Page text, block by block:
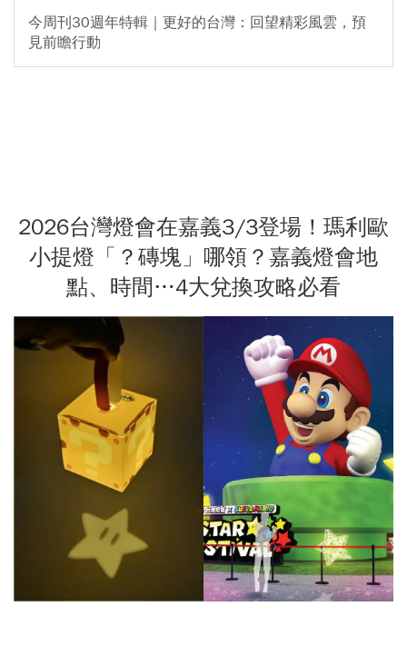
今周刊30週年特輯｜更好的台灣：回望精彩風雲，預
見前瞻行動
2026台灣燈會在嘉義3/3登場！瑪利歐
小提燈「？磚塊」哪領？嘉義燈會地
點、時間…4大兌換攻略必看